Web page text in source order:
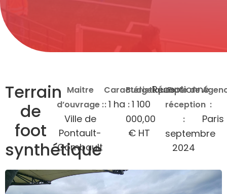
Terrain
de
foot
synthétique
Maitre
d’ouvrage :
Ville de
Pontault-
Combault
Caractéristiques
:1 ha
Budget
:1 100
000,00
€ HT
Réceptionné
Date de
réception
:
septembre
2024
:
Paris